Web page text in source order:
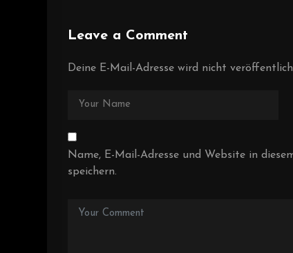
Leave a Comment
Deine E-Mail-Adresse wird nicht
Name, E-Mail-Adresse und Website in
speichern.